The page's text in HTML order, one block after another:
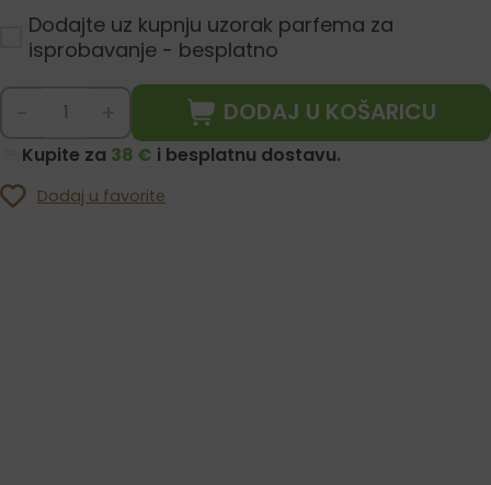
Dodajte uz kupnju uzorak parfema za
isprobavanje - besplatno
DODAJ U KOŠARICU
Kupite za 38 € i besplatnu dostavu.
Dodaj u favorite